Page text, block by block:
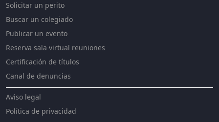
Solicitar un perito
Buscar un colegiado
Publicar un evento
Reserva sala virtual reuniones
Certificación de títulos
Canal de denuncias
Aviso legal
Política de privacidad